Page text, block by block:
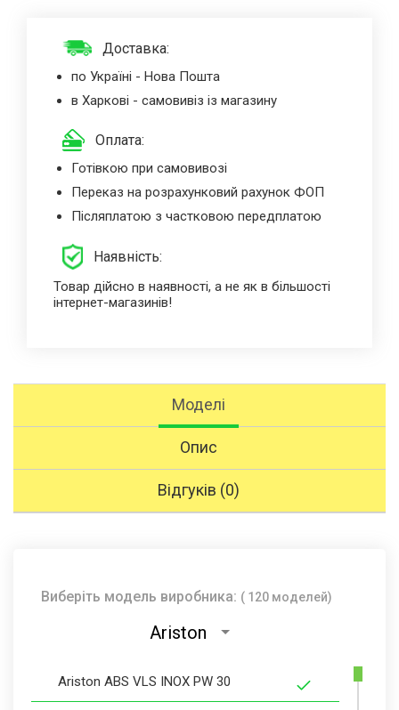
Доставка:
по Україні - Нова Пошта
в Харкові - самовивіз із магазину
Оплата:
Готівкою при самовивозі
Переказ на розрахунковий рахунок ФОП
Післяплатою з частковою передплатою
Наявність:
Товар дійсно в наявності, а не як в більшості
інтернет-магазинів!
Моделі
Опис
Відгуків (0)
Виберіть модель виробника: ( 120 моделей)
Ariston
Ariston ABS VLS INOX PW 30